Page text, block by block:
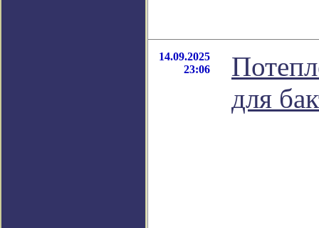
14.09.2025
23:06
для